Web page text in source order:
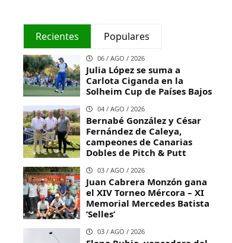
Recientes Populares
06 / AGO / 2026
Julia López se suma a
Carlota Ciganda en la
Solheim Cup de Países Bajos
04 / AGO / 2026
Bernabé González y César
Fernández de Caleya,
campeones de Canarias
Dobles de Pitch & Putt
03 / AGO / 2026
Juan Cabrera Monzón gana
el XIV Torneo Mércora – XI
Memorial Mercedes Batista
‘Selles’
03 / AGO / 2026